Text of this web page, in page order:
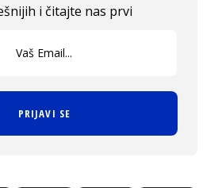
i čitajte nas prvi
PRIJAVI SE